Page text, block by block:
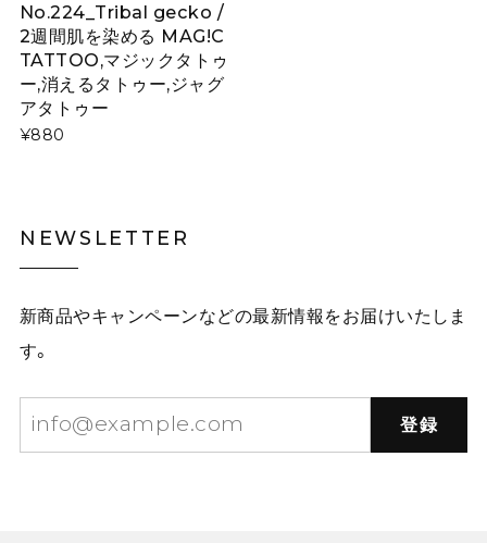
No.224_Tribal gecko /
2週間肌を染める MAG!C
TATTOO,マジックタトゥ
ー,消えるタトゥー,ジャグ
アタトゥー
¥880
NEWSLETTER
新商品やキャンペーンなどの最新情報をお届けいたしま
す。
登録